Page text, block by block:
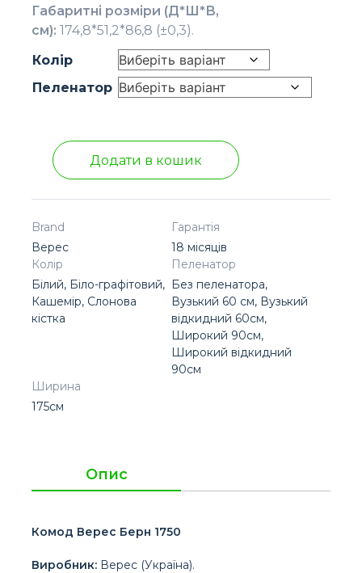
Габаритні розміри (Д*Ш*В,
см): 174,8*51,2*86,8 (±0,3).
Колір
Пеленатор
Додати в кошик
Brand
Верес
Гарантія
18 місяців
Колір
Білий, Біло-графітовий,
Кашемір, Слонова
кістка
Пеленатор
Без пеленатора,
Вузький 60 см, Вузький
відкидний 60см,
Широкий 90см,
Широкий відкидний
90см
Ширина
175см
Опис
Комод Верес Берн 1750
Виробник: Верес (Україна).